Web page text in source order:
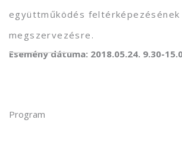
együttműködés feltérképezésének
megszervezésre.
Esemény dátuma: 2018.05.24. 9.30-
Program